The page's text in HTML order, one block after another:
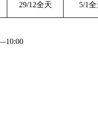
29/12全天 5/1全
10:00